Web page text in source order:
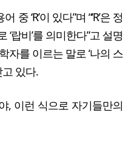
중 ‘R’이 있다”며 “‘R’은 정
랍비’를 의미한다”고 설명
자를 이르는 말로 ‘나의 스
고 있다.
, 이런 식으로 자기들만의